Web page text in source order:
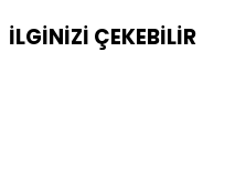
İLGİNİZİ ÇEKEBİLİR